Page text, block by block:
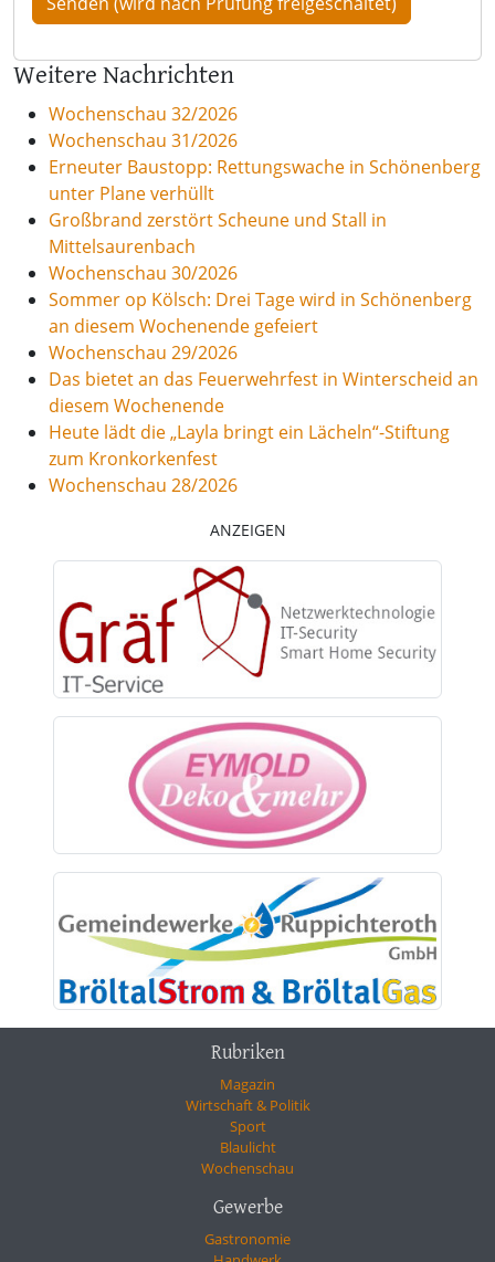
Weitere Nachrichten
Wochenschau 32/2026
Wochenschau 31/2026
Erneuter Baustopp: Rettungswache in Schönenberg
unter Plane verhüllt
Großbrand zerstört Scheune und Stall in
Mittelsaurenbach
Wochenschau 30/2026
Sommer op Kölsch: Drei Tage wird in Schönenberg
an diesem Wochenende gefeiert
Wochenschau 29/2026
Das bietet an das Feuerwehrfest in Winterscheid an
diesem Wochenende
Heute lädt die „Layla bringt ein Lächeln“-Stiftung
zum Kronkorkenfest
Wochenschau 28/2026
ANZEIGEN
Rubriken
Magazin
Wirtschaft & Politik
Sport
Blaulicht
Wochenschau
Gewerbe
Gastronomie